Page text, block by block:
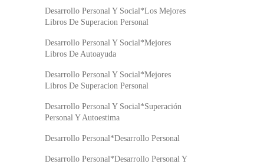
Desarrollo Personal Y Social*Los Mejores
Libros De Superacion Personal
Desarrollo Personal Y Social*Mejores
Libros De Autoayuda
Desarrollo Personal Y Social*Mejores
Libros De Superacion Personal
Desarrollo Personal Y Social*Superación
Personal Y Autoestima
Desarrollo Personal*Desarrollo Personal
Desarrollo Personal*Desarrollo Personal Y